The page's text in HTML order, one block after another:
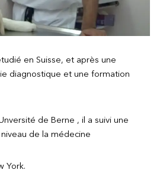
en Suisse, et après une
diagnostique et une formation
de Berne , il a suivi une
de la médecine
York.